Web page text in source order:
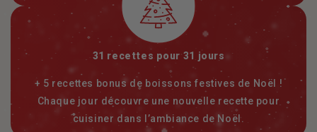
31 recettes pour 31 jours
+ 5 recettes bonus de boissons festives de Noël !
Chaque jour découvre une nouvelle recette pour
cuisiner dans l’ambiance de Noël.